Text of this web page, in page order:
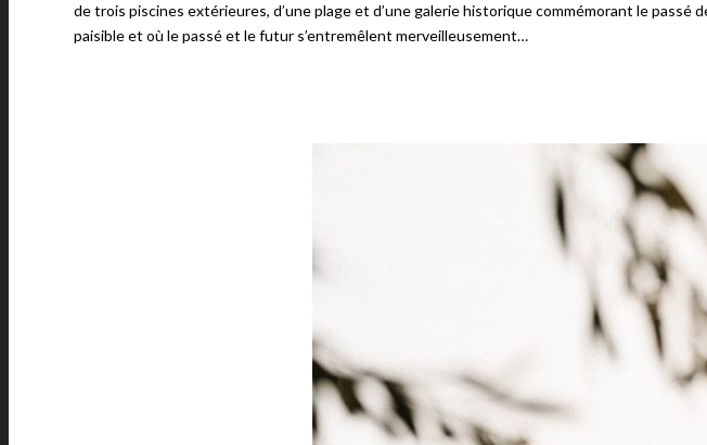
de trois piscines extérieures, d’une plage et d’une galerie historique commémorant le
paisible et où le passé et le futur s’entremêlent merveilleusement…